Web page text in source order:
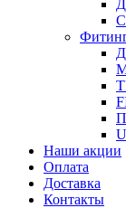
Наши акции
Оплата
Доставка
Контакты